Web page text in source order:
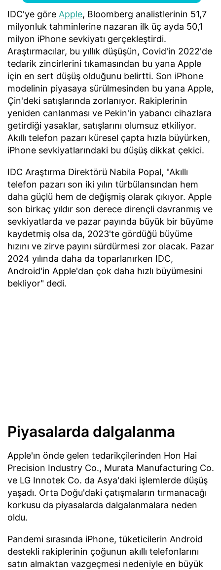
IDC'ye göre Apple, Bloomberg analistlerinin 51,7
milyonluk tahminlerine nazaran ilk üç ayda 50,1
milyon iPhone sevkiyatı gerçekleştirdi.
Araştırmacılar, bu yıllık düşüşün, Covid'in 2022'de
tedarik zincirlerini tıkamasından bu yana Apple
için en sert düşüş olduğunu belirtti. Son iPhone
modelinin piyasaya sürülmesinden bu yana Apple,
Çin'deki satışlarında zorlanıyor. Rakiplerinin
yeniden canlanması ve Pekin'in yabancı cihazlara
getirdiği yasaklar, satışlarını olumsuz etkiliyor.
Akıllı telefon pazarı küresel çapta hızla büyürken,
iPhone sevkiyatlarındaki bu düşüş dikkat çekici.
IDC Araştırma Direktörü Nabila Popal, "Akıllı
telefon pazarı son iki yılın türbülansından hem
daha güçlü hem de değişmiş olarak çıkıyor. Apple
son birkaç yıldır son derece dirençli davranmış ve
sevkiyatlarda ve pazar payında büyük bir büyüme
kaydetmiş olsa da, 2023'te gördüğü büyüme
hızını ve zirve payını sürdürmesi zor olacak. Pazar
2024 yılında daha da toparlanırken IDC,
Android'in Apple'dan çok daha hızlı büyümesini
bekliyor" dedi.
Piyasalarda dalgalanma
Apple'ın önde gelen tedarikçilerinden Hon Hai
Precision Industry Co., Murata Manufacturing Co.
ve LG Innotek Co. da Asya'daki işlemlerde düşüş
yaşadı. Orta Doğu'daki çatışmaların tırmanacağı
korkusu da piyasalarda dalgalanmalara neden
oldu.
Pandemi sırasında iPhone, tüketicilerin Android
destekli rakiplerinin çoğunun akıllı telefonlarını
satın almaktan vazgeçmesi nedeniyle en büyük